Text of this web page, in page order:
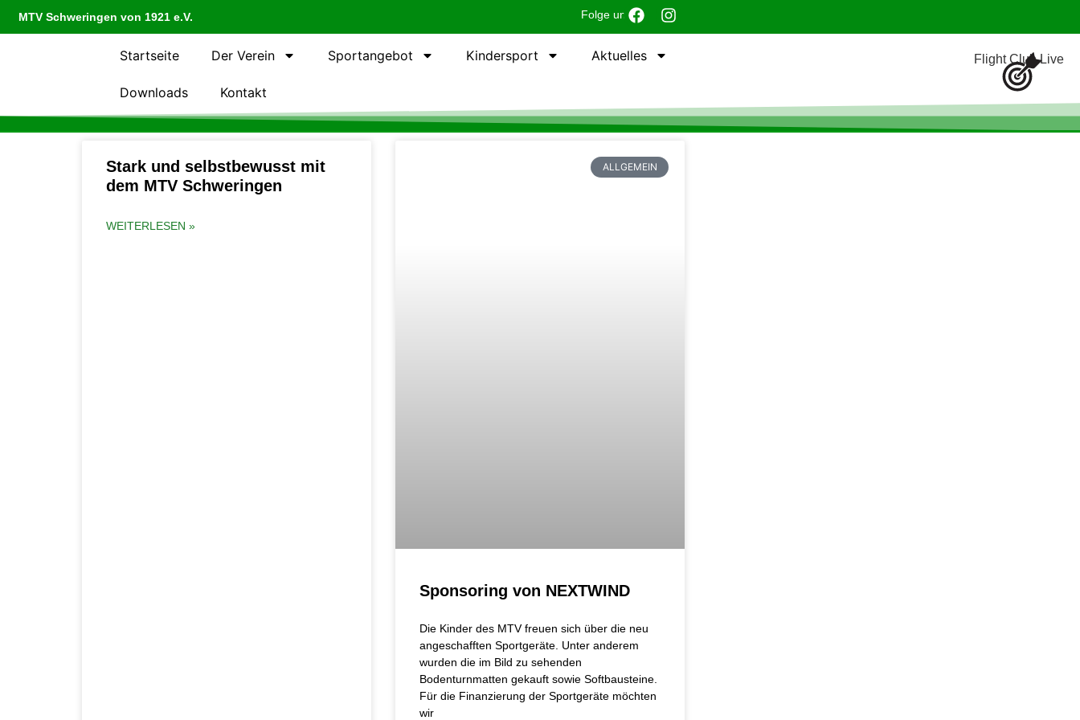
MTV Schweringen von 1921 e.V. Folge uns:
Startseite Der Verein Sportangebot Kindersport Aktuelles
Downloads Kontakt
Flight Club Live
Stark und selbstbewusst mit
dem MTV Schweringen
WEITERLESEN »
ALLGEMEIN
Sponsoring von NEXTWIND
Die Kinder des MTV freuen sich über die neu
angeschafften Sportgeräte. Unter anderem
wurden die im Bild zu sehenden
Bodenturnmatten gekauft sowie Softbausteine.
Für die Finanzierung der Sportgeräte möchten
wir